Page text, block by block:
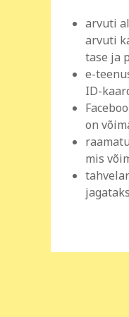
arvuti
arvuti
tase ja
e-
ID-
on
mis